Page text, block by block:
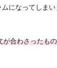
になってしま
合わさったもの